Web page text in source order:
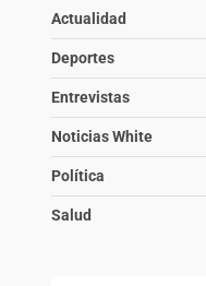
Actualidad
Deportes
Entrevistas
Noticias White
Política
Salud